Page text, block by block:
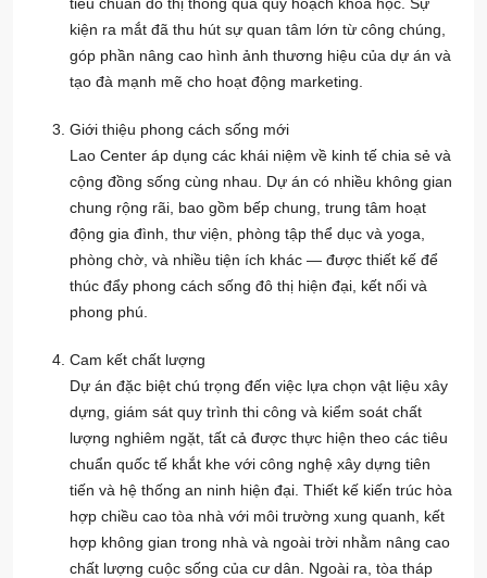
kiện ra mắt đã thu hút sự quan tâm lớn từ công chúng,
góp phần nâng cao hình ảnh thương hiệu của dự án và
tạo đà mạnh mẽ cho hoạt động marketing.
Giới thiệu phong cách sống mới
Lao Center áp dụng các khái niệm về kinh tế chia sẻ và
cộng đồng sống cùng nhau. Dự án có nhiều không gian
chung rộng rãi, bao gồm bếp chung, trung tâm hoạt
động gia đình, thư viện, phòng tập thể dục và yoga,
phòng chờ, và nhiều tiện ích khác — được thiết kế để
thúc đẩy phong cách sống đô thị hiện đại, kết nối và
phong phú.
Cam kết chất lượng
Dự án đặc biệt chú trọng đến việc lựa chọn vật liệu xây
dựng, giám sát quy trình thi công và kiểm soát chất
lượng nghiêm ngặt, tất cả được thực hiện theo các tiêu
chuẩn quốc tế khắt khe với công nghệ xây dựng tiên
tiến và hệ thống an ninh hiện đại. Thiết kế kiến trúc hòa
hợp chiều cao tòa nhà với môi trường xung quanh, kết
hợp không gian trong nhà và ngoài trời nhằm nâng cao
chất lượng cuộc sống của cư dân. Ngoài ra, tòa tháp